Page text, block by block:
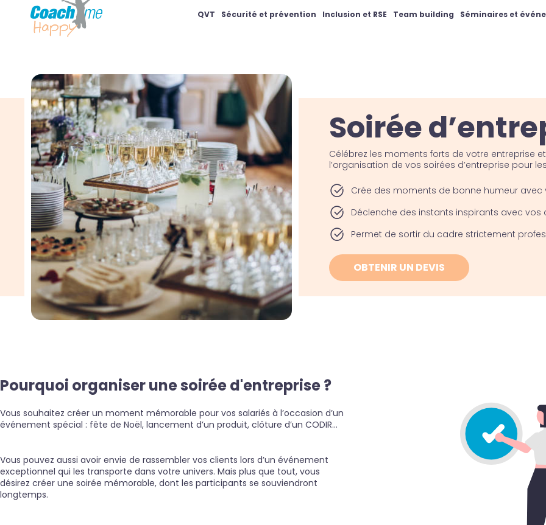
QVT Sécurité et prévention Inclusion et RSE Team building Séminaires et
Soirée
Célébrez les moments forts de votre entreprise
l’organisation de vos soirées d’entreprise pour
Crée des moments de bonne humeur avec
Déclenche des instants inspirants avec vos
Permet de sortir du cadre strictement
OBTENIR UN DEVIS
Pourquoi organiser une soirée d'entreprise ?
Vous souhaitez créer un moment mémorable pour vos salariés à l’occasion d’un
événement spécial : fête de Noël, lancement d’un produit, clôture d’un CODIR…
Vous pouvez aussi avoir envie de rassembler vos clients lors d’un événement
exceptionnel qui les transporte dans votre univers. Mais plus que tout, vous
désirez créer une soirée mémorable, dont les participants se souviendront
longtemps.